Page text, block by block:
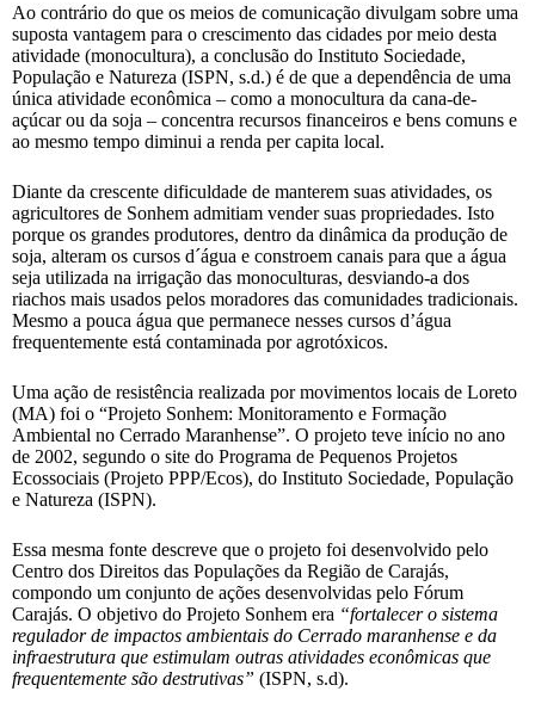
Ao contrário do que os meios de comunicação divulgam sobre uma
suposta vantagem para o crescimento das cidades por meio desta
atividade (monocultura), a conclusão do Instituto Sociedade,
População e Natureza (ISPN, s.d.) é de que a dependência de uma
única atividade econômica – como a monocultura da cana-de-
açúcar ou da soja – concentra recursos financeiros e bens comuns e
ao mesmo tempo diminui a renda per capita local.
Diante da crescente dificuldade de manterem suas atividades, os
agricultores de Sonhem admitiam vender suas propriedades. Isto
porque os grandes produtores, dentro da dinâmica da produção de
soja, alteram os cursos d´água e constroem canais para que a água
seja utilizada na irrigação das monoculturas, desviando-a dos
riachos mais usados pelos moradores das comunidades tradicionais.
Mesmo a pouca água que permanece nesses cursos d’água
frequentemente está contaminada por agrotóxicos.
Uma ação de resistência realizada por movimentos locais de Loreto
(MA) foi o “Projeto Sonhem: Monitoramento e Formação
Ambiental no Cerrado Maranhense”. O projeto teve início no ano
de 2002, segundo o site do Programa de Pequenos Projetos
Ecossociais (Projeto PPP/Ecos), do Instituto Sociedade, População
e Natureza (ISPN).
Essa mesma fonte descreve que o projeto foi desenvolvido pelo
Centro dos Direitos das Populações da Região de Carajás,
compondo um conjunto de ações desenvolvidas pelo Fórum
Carajás. O objetivo do Projeto Sonhem era “fortalecer o sistema
regulador de impactos ambientais do Cerrado maranhense e da
infraestrutura que estimulam outras atividades econômicas que
frequentemente são destrutivas” (ISPN, s.d).